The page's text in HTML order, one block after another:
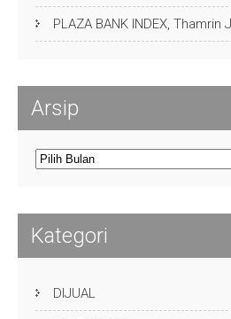
PLAZA BANK INDEX, Thamrin
Arsip
Arsip
Kategori
DIJUAL